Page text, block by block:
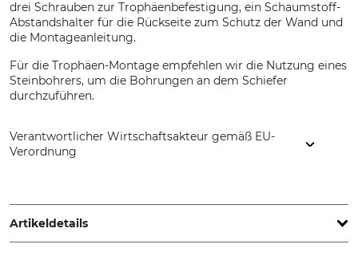
drei Schrauben zur Trophäenbefestigung, ein Schaumstoff-
Abstandshalter für die Rückseite zum Schutz der Wand und
die Montageanleitung.
Für die Trophäen-Montage empfehlen wir die Nutzung eines
Steinbohrers, um die Bohrungen an dem Schiefer
durchzuführen.
Verantwortlicher Wirtschaftsakteur gemäß EU-
Verordnung
Austria, www.trophystone.de
Artikeldetails